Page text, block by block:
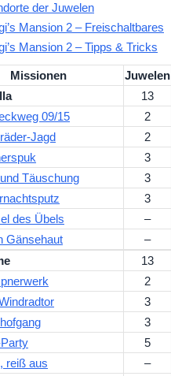
der Juwelen
Mansion 2 – Freischaltbares
Mansion 2 – Tipps & Tricks
Missionen Juwelen
13
09/15
2
Jagd
2
3
Täuschung
3
3
des Übels
–
Gänsehaut
–
13
2
3
3
5
reiß aus
–